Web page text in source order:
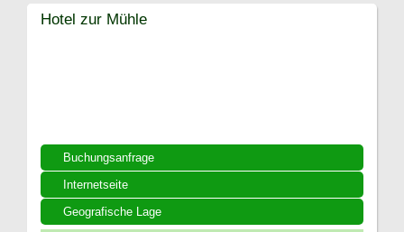
Buchungsanfrage
Internetseite
Geografische Lage
Hotel zur Mühle